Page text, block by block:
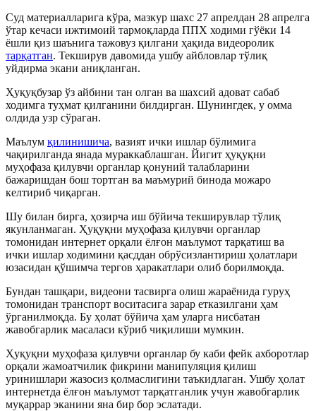
Суд материалларига кўра, мазкур шахс 27 апрелдан 28 апрелга
ўтар кечаси ижтимоий тармоқларда ППХ ходими гўёки 14
ёшли қиз шаънига тажовуз қилгани ҳақида видеоролик
тарқатган. Текширув давомида ушбу айбловлар тўлиқ
уйдирма экани аниқланган.
Ҳуқуқбузар ўз айбини тан олган ва шахсий адоват сабаб
ходимга туҳмат қилганини билдирган. Шунингдек, у омма
олдида узр сўраган.
Маълум қилинишича, вазият ички ишлар бўлимига
чақирилганда янада мураккаблашган. Йигит ҳуқуқни
муҳофаза қилувчи органлар қонуний талабларини
бажаришдан бош тортган ва маъмурий бинода можаро
келтириб чиқарган.
Шу билан бирга, ҳозирча иш бўйича текширувлар тўлиқ
якунланмаган. Ҳуқуқни муҳофаза қилувчи органлар
томонидан интернет орқали ёлғон маълумот тарқатиш ва
ички ишлар ходимини қасддан обрўсизлантириш ҳолатлари
юзасидан қўшимча тергов ҳаракатлари олиб борилмоқда.
Бундан ташқари, видеони тасвирга олиш жараёнида гуруҳ
томонидан транспорт воситасига зарар етказилгани ҳам
ўрганилмоқда. Бу ҳолат бўйича ҳам уларга нисбатан
жавобгарлик масаласи кўриб чиқилиши мумкин.
Ҳуқуқни муҳофаза қилувчи органлар бу каби фейк ахборотлар
орқали жамоатчилик фикрини манипуляция қилиш
уринишлари жазосиз қолмаслигини таъкидлаган. Ушбу ҳолат
интернетда ёлғон маълумот тарқатганлик учун жавобгарлик
муқаррар эканини яна бир бор эслатади.